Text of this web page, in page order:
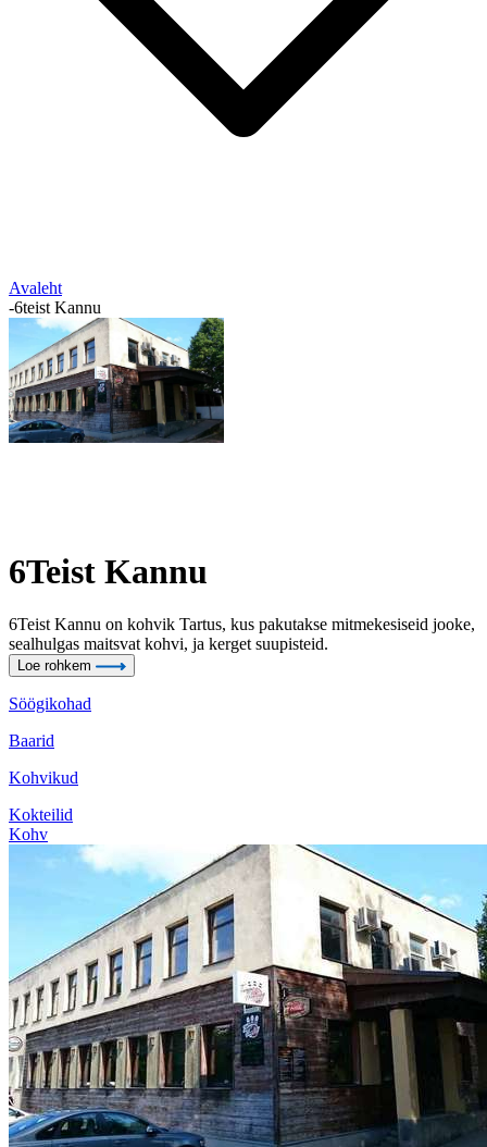
Avaleht
-6teist Kannu
6Teist Kannu
6Teist Kannu on kohvik Tartus, kus pakutakse mitmekesiseid jooke,
sealhulgas maitsvat kohvi, ja kerget suupisteid.
Loe rohkem
Söögikohad
Baarid
Kohvikud
Kokteilid
Kohv